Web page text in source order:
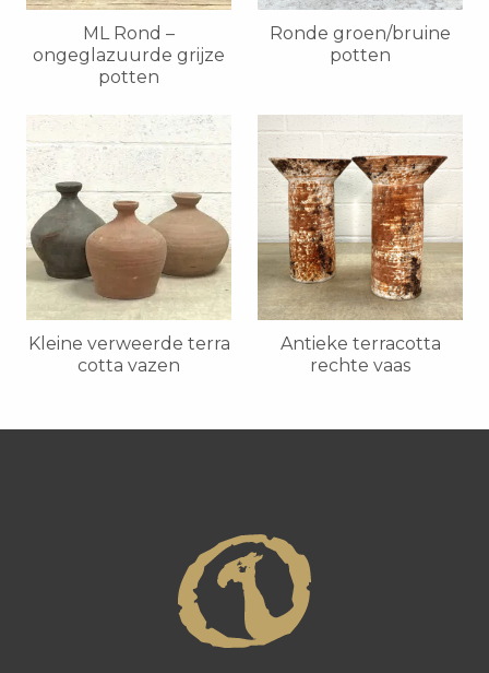
ML Rond –
ongeglazuurde grijze
potten
Ronde groen/bruine
potten
Kleine verweerde terra
cotta vazen
Antieke terracotta
rechte vaas